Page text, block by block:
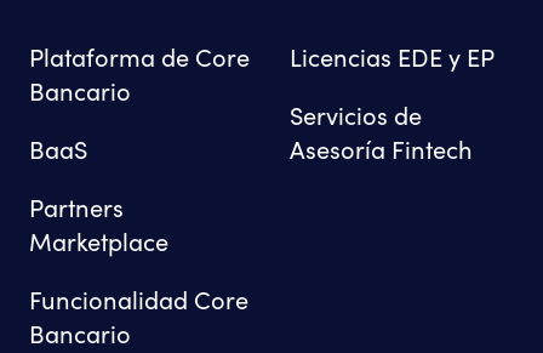
Plataforma de Core
Bancario
BaaS
Partners
Marketplace
Funcionalidad Core
Bancario
Licencias EDE y EP
Servicios de
Asesoría Fintech